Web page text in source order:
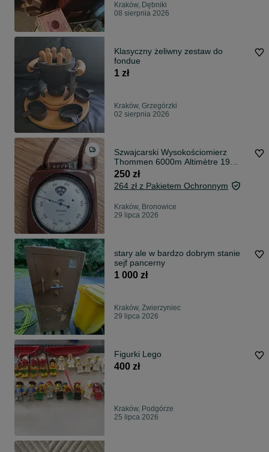
Kraków, Dębniki
08 sierpnia 2026
Klasyczny żeliwny zestaw do
fondue
1 zł
Kraków, Grzegórzki
02 sierpnia 2026
Szwajcarski Wysokościomierz
Thommen 6000m Altimètre 19
Jewels
250 zł
264 zł z Pakietem Ochronnym
Kraków, Bronowice
29 lipca 2026
stary ale w bardzo dobrym stanie
sejf pancerny
1 000 zł
Kraków, Zwierzyniec
29 lipca 2026
Figurki Lego
400 zł
Kraków, Podgórze
25 lipca 2026